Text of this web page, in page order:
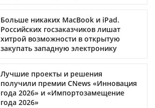
Больше никаких MacBook и iPad.
Российских госзаказчиков лишат
хитрой возможности в открытую
закупать западную электронику
Лучшие проекты и решения
получили премии CNews «Инновация
года 2026» и «Импортозамещение
года 2026»